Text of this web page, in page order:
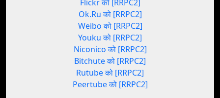
Flickr को [RRPC2]
Ok.Ru को [RRPC2]
Weibo को [RRPC2]
Youku को [RRPC2]
Niconico को [RRPC2]
Bitchute को [RRPC2]
Rutube को [RRPC2]
Peertube को [RRPC2]